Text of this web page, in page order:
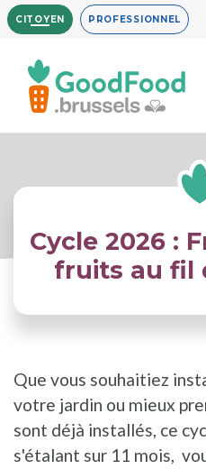
Aller
au
contenu
principal
CITOYEN PROFESSIONNEL
Cycle 2026 :
fruits au fil
Que vous souhaitiez
votre jardin ou mieux
sont déjà installés, ce
s'étalant sur 11 mois,